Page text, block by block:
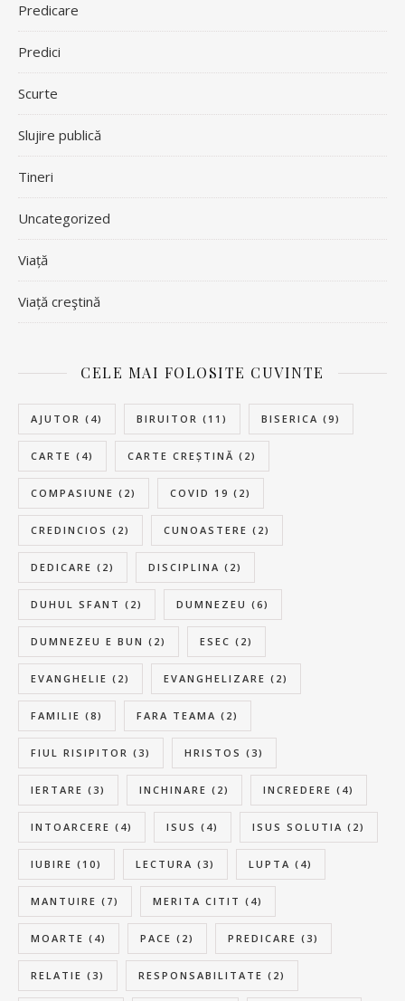
Predicare
Predici
Scurte
Slujire publică
Tineri
Uncategorized
Viață
Viață creştină
CELE MAI FOLOSITE CUVINTE
AJUTOR (4) BIRUITOR (11) BISERICA (9)
CARTE (4) CARTE CREȘTINĂ (2)
COMPASIUNE (2) COVID 19 (2)
CREDINCIOS (2) CUNOASTERE (2)
DEDICARE (2) DISCIPLINA (2)
DUHUL SFANT (2) DUMNEZEU (6)
DUMNEZEU E BUN (2) ESEC (2)
EVANGHELIE (2) EVANGHELIZARE (2)
FAMILIE (8) FARA TEAMA (2)
FIUL RISIPITOR (3) HRISTOS (3)
IERTARE (3) INCHINARE (2) INCREDERE (4)
INTOARCERE (4) ISUS (4) ISUS SOLUTIA (2)
IUBIRE (10) LECTURA (3) LUPTA (4)
MANTUIRE (7) MERITA CITIT (4)
MOARTE (4) PACE (2) PREDICARE (3)
RELATIE (3) RESPONSABILITATE (2)